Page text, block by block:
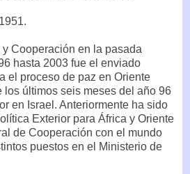
Cooperación en la pasada
hasta 2003 fue el enviado
el proceso de paz en Oriente
los últimos seis meses del año 96
en Israel. Anteriormente ha sido
Exterior para África y Oriente
de Cooperación con el mundo
puestos en el Ministerio de